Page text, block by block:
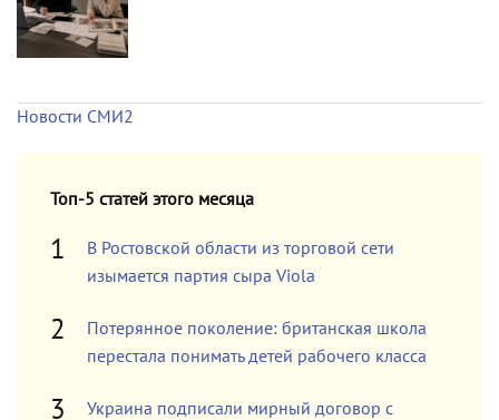
Новости СМИ2
Топ-5 статей этого месяца
В Ростовской области из торговой сети
изымается партия сыра Viola
Потерянное поколение: британская школа
перестала понимать детей рабочего класса
Украина подписали мирный договор с